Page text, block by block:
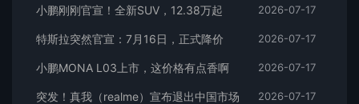
小鹏刚刚官宣！全新SUV，12.38万起 2026-07-17
特斯拉突然官宣：7月16日，正式降价 2026-07-17
小鹏MONA L03上市，这价格有点香啊 2026-07-17
突发！真我（realme）宣布退出中国市场 2026-07-17